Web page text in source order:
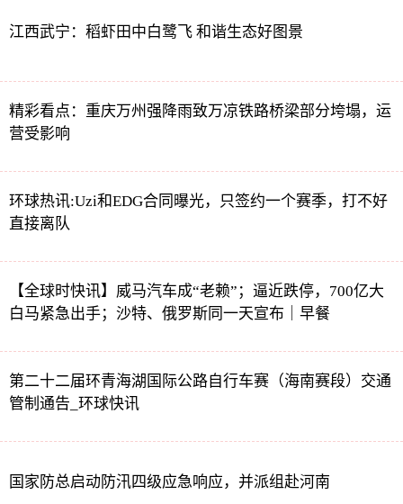
江西武宁：稻虾田中白鹭飞 和谐生态好图景
精彩看点：重庆万州强降雨致万凉铁路桥梁部分垮塌，运
营受影响
环球热讯:Uzi和EDG合同曝光，只签约一个赛季，打不好
直接离队
【全球时快讯】威马汽车成“老赖”；逼近跌停，700亿大
白马紧急出手；沙特、俄罗斯同一天宣布｜早餐
第二十二届环青海湖国际公路自行车赛（海南赛段）交通
管制通告_环球快讯
国家防总启动防汛四级应急响应，并派组赴河南